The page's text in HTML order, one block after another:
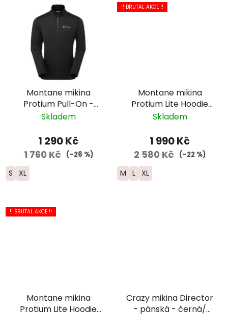
Montane mikina
Protium Pull-On -
pánská - černá
Skladem
1 290 Kč
1 760 Kč (–26 %)
S XL
!! BRUTAL AKCE !!
Montane mikina
Protium Lite Hoodie
zip - pánská - černá
Skladem
1 990 Kč
2 580 Kč (–22 %)
M L XL
!! BRUTAL AKCE !!
Montane mikina
Protium Lite Hoodie
Crazy mikina Director
- pánská - černá/